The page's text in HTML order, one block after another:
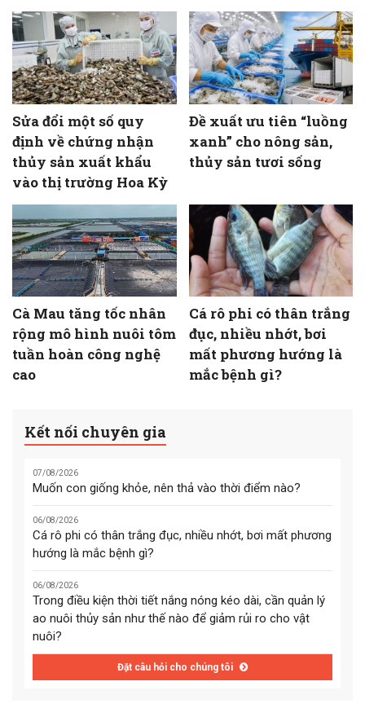
Sửa đổi một số quy
định về chứng nhận
thủy sản xuất khẩu
vào thị trường Hoa Kỳ
Đề xuất ưu tiên “luồng
xanh” cho nông sản,
thủy sản tươi sống
Cà Mau tăng tốc nhân
rộng mô hình nuôi tôm
tuần hoàn công nghệ
cao
Cá rô phi có thân trắng
đục, nhiều nhớt, bơi
mất phương hướng là
mắc bệnh gì?
Kết nối chuyên gia
07/08/2026
Muốn con giống khỏe, nên thả vào thời điểm nào?
06/08/2026
Cá rô phi có thân trắng đục, nhiều nhớt, bơi mất phương
hướng là mắc bệnh gì?
06/08/2026
Trong điều kiện thời tiết nắng nóng kéo dài, cần quản lý
ao nuôi thủy sản như thế nào để giảm rủi ro cho vật
nuôi?
Đặt câu hỏi cho chúng tôi